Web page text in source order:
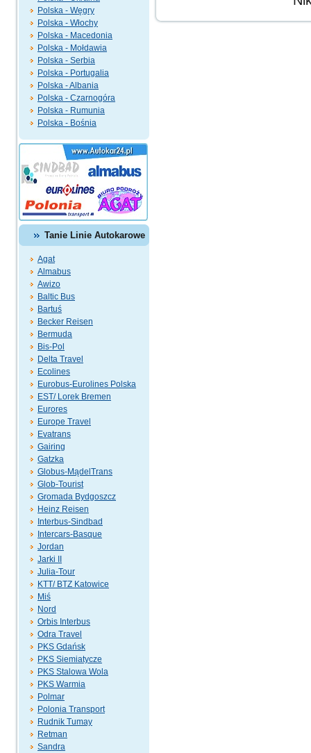
Polska - Węgry
Polska - Włochy
Polska - Macedonia
Polska - Mołdawia
Polska - Serbia
Polska - Portugalia
Polska - Albania
Polska - Czarnogóra
Polska - Rumunia
Polska - Bośnia
Tanie Linie Autokarowe
Agat
Almabus
Awizo
Baltic Bus
Bartuś
Becker Reisen
Bermuda
Bis-Pol
Delta Travel
Ecolines
Eurobus-Eurolines Polska
EST/ Lorek Bremen
Eurores
Europe Travel
Evatrans
Gairing
Gatzka
Globus-MądelTrans
Glob-Tourist
Gromada Bydgoszcz
Heinz Reisen
Interbus-Sindbad
Intercars-Basque
Jordan
Jarki II
Julia-Tour
KTT/ BTZ Katowice
Miś
Nord
Orbis Interbus
Odra Travel
PKS Gdańsk
PKS Siemiatycze
PKS Stalowa Wola
PKS Warmia
Polmar
Polonia Transport
Rudnik Tumay
Retman
Sandra